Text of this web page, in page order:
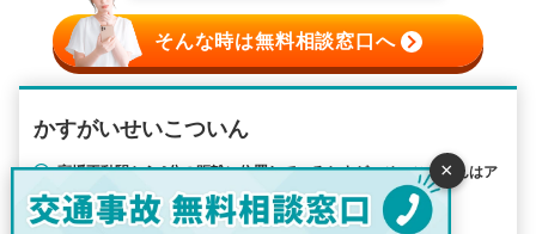
そんな時は無料相談窓口へ
かすがいせいこついん
高幡不動駅から4分の距離に位置しているかすがいせいこついんはア
クセスがしやすくて便利です。
住所：東京都日野市高幡1012-1
×